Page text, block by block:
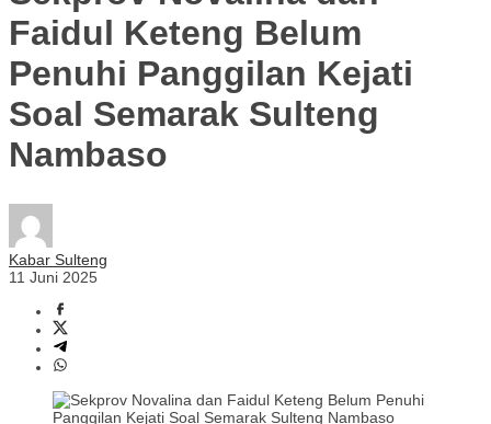
Faidul Keteng Belum
Penuhi Panggilan Kejati
Soal Semarak Sulteng
Nambaso
Kabar Sulteng
11 Juni 2025